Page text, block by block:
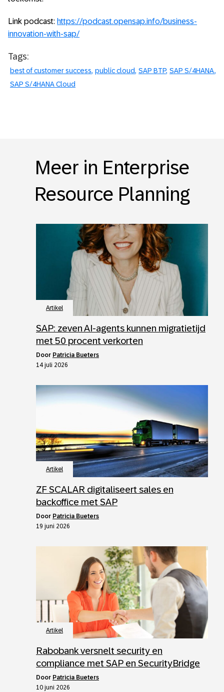
Link podcast: https://podcast.opensap.info/business-
innovation-with-sap/
Tags:
best of customer success public cloud SAP BTP SAP S/4HANA
SAP S/4HANA Cloud
Meer in Enterprise
Resource Planning
Artikel
SAP: zeven AI-agents kunnen migratietijd
met 50 procent verkorten
door Patricia Bueters
14 juli 2026
Artikel
ZF SCALAR digitaliseert sales en
backoffice met SAP
door Patricia Bueters
19 juni 2026
Artikel
Rabobank versnelt security en
compliance met SAP en SecurityBridge
door Patricia Bueters
10 juni 2026